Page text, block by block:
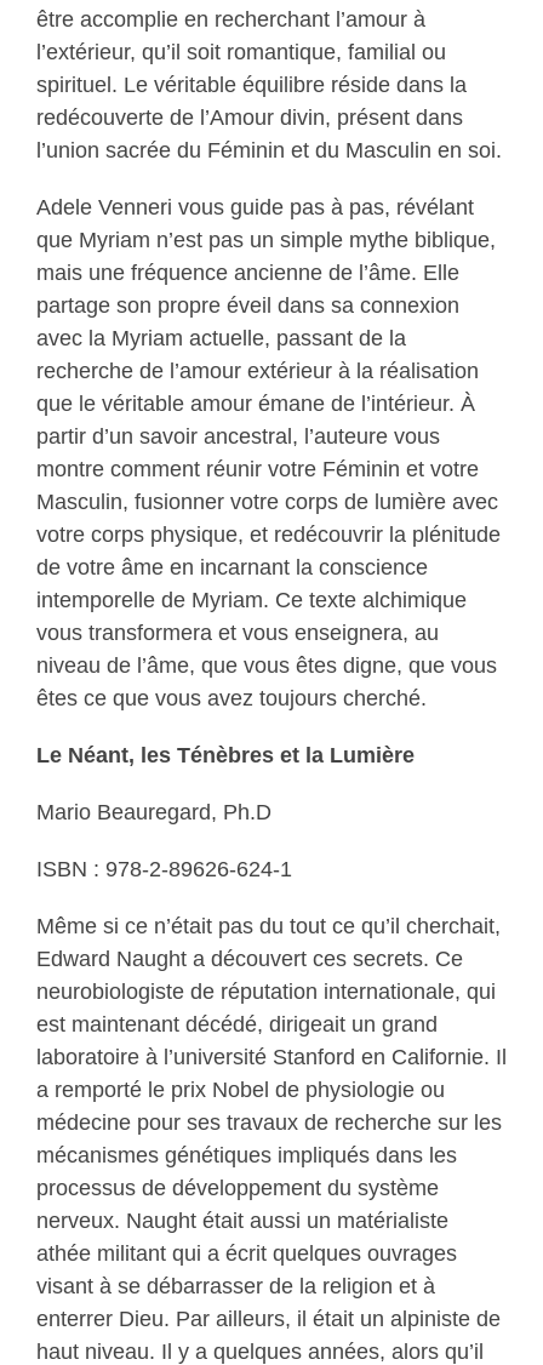
être accomplie en recherchant l’amour à
l’extérieur, qu’il soit romantique, familial ou
spirituel. Le véritable équilibre réside dans la
redécouverte de l’Amour divin, présent dans
l’union sacrée du Féminin et du Masculin en soi.
Adele Venneri vous guide pas à pas, révélant
que Myriam n’est pas un simple mythe biblique,
mais une fréquence ancienne de l’âme. Elle
partage son propre éveil dans sa connexion
avec la Myriam actuelle, passant de la
recherche de l’amour extérieur à la réalisation
que le véritable amour émane de l’intérieur. À
partir d’un savoir ancestral, l’auteure vous
montre comment réunir votre Féminin et votre
Masculin, fusionner votre corps de lumière avec
votre corps physique, et redécouvrir la plénitude
de votre âme en incarnant la conscience
intemporelle de Myriam. Ce texte alchimique
vous transformera et vous enseignera, au
niveau de l’âme, que vous êtes digne, que vous
êtes ce que vous avez toujours cherché.
Le Néant, les Ténèbres et la Lumière
Mario Beauregard, Ph.D
ISBN : 978-2-89626-624-1
Même si ce n’était pas du tout ce qu’il cherchait,
Edward Naught a découvert ces secrets. Ce
neurobiologiste de réputation internationale, qui
est maintenant décédé, dirigeait un grand
laboratoire à l’université Stanford en Californie. Il
a remporté le prix Nobel de physiologie ou
médecine pour ses travaux de recherche sur les
mécanismes génétiques impliqués dans les
processus de développement du système
nerveux. Naught était aussi un matérialiste
athée militant qui a écrit quelques ouvrages
visant à se débarrasser de la religion et à
enterrer Dieu. Par ailleurs, il était un alpiniste de
haut niveau. Il y a quelques années, alors qu’il